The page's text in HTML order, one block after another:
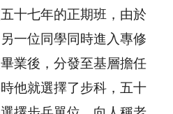
十七年的正期班，由於
一位同學同時進入專修
業後，分發至基層擔任
他就選擇了步科，五十